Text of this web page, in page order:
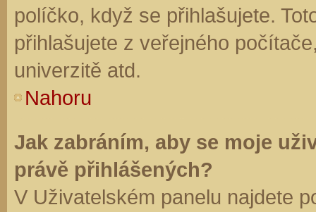
políčko, když se přihlašujete.
přihlašujete z veřejného
univerzitě atd.
Nahoru
Jak zabráním, aby se moje
právě přihlášených?
V Uživatelském panelu najdete